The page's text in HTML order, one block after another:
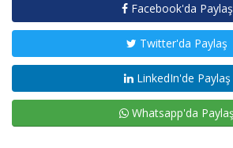
Facebook'da Paylaş
Twitter'da Paylaş
LinkedIn'de Paylaş
Whatsapp'da Paylaş